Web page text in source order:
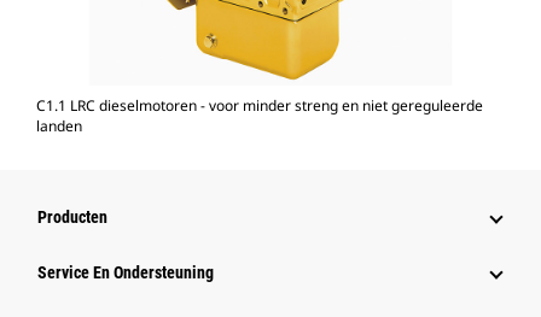
C1.1 LRC dieselmotoren - voor minder streng en niet gereguleerde
landen
Producten
Service En Ondersteuning